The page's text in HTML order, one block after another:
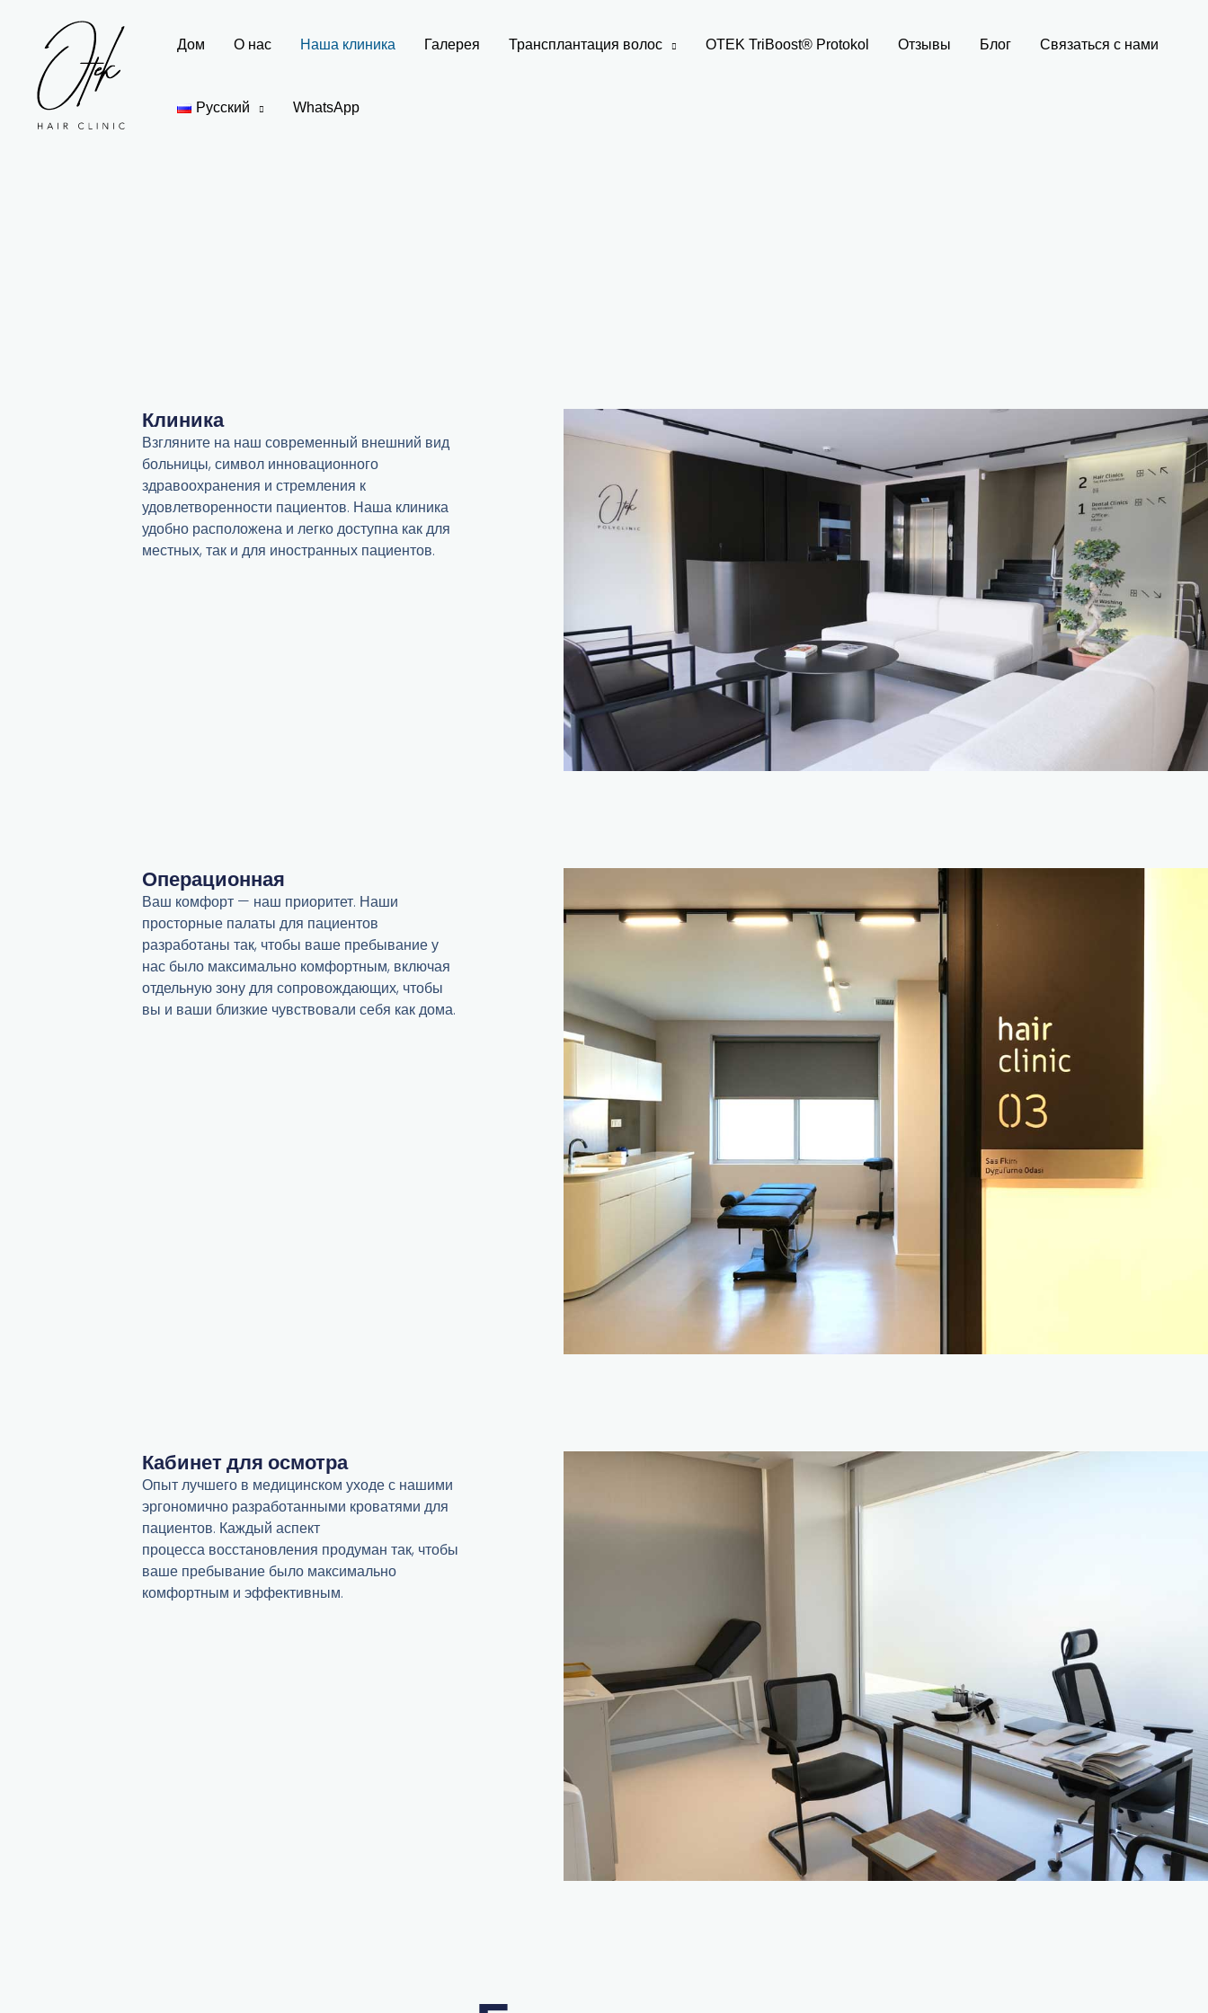
содержимому
Дом О нас Наша клиника Галерея Трансплантация волос OTEK TriBoost® Protokol Отзывы Блог Связаться с нами
Русский WhatsApp
Клиника
Взгляните на наш современный внешний вид
больницы, символ инновационного
здравоохранения и стремления к
удовлетворенности пациентов. Наша клиника
удобно расположена и легко доступна как для
местных, так и для иностранных пациентов.
Операционная
Ваш комфорт — наш приоритет. Наши
просторные палаты для пациентов
разработаны так, чтобы ваше пребывание у
нас было максимально комфортным, включая
отдельную зону для сопровождающих, чтобы
вы и ваши близкие чувствовали себя как дома.
Кабинет для осмотра
Опыт лучшего в медицинском уходе с нашими
эргономично разработанными кроватями для
пациентов. Каждый аспект
процесса восстановления продуман так, чтобы
ваше пребывание было максимально
комфортным и эффективным.